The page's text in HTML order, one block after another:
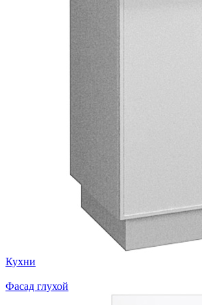
Кухни
Фасад глухой